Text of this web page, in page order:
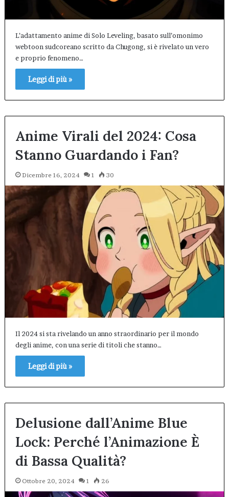
L’adattamento anime di Solo Leveling, basato sull’omonimo
webtoon sudcoreano scritto da Chugong, si è rivelato un vero
e proprio fenomeno…
Leggi di più »
Anime Virali del 2024: Cosa
Stanno Guardando i Fan?
Dicembre 16, 2024 1 30
Il 2024 si sta rivelando un anno straordinario per il mondo
degli anime, con una serie di titoli che stanno…
Leggi di più »
Delusione dall’Anime Blue
Lock: Perché l’Animazione È
di Bassa Qualità?
Ottobre 20, 2024 1 26